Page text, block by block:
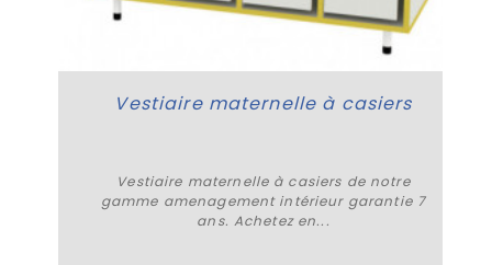
Vestiaire maternelle à casiers
Vestiaire maternelle à casiers de notre
gamme amenagement intérieur garantie 7
ans. Achetez en...